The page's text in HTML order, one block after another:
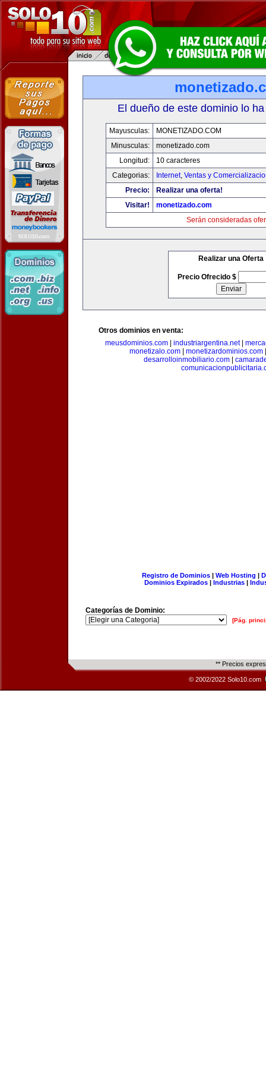
El dueño de este dominio lo
Mayusculas:
MONETIZADO.COM
Minusculas:
monetizado.com
Longitud:
10 caracteres
Categorias:
Internet, Ventas y
Precio:
Realizar una oferta!
Visitar!
monetizado.com
Serán consideradas
Realizar una Oferta
Precio Ofrecido $
Otros dominios en venta:
meusdominios.com| industriargentina.net|
monetizalo.com| monetizardominios.com
desarrolloinmobiliario.com
Registro de Dominios| Web Hosting |
Dominios Expirados | Industrias |
Categorías de Dominio:
[Pág.
** Precios
© 2002/2022 Solo10.com